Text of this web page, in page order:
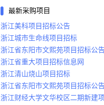
最新采购项目
浙江美科项目招标公告
浙江城市生命线项目招标
浙江省东阳市文熙苑项目招标公
浙江省重大项目招标信息网
浙江清山烧山项目招标
浙江省东阳市文熙苑项目招标公
浙江财经大学文华校区二期新建